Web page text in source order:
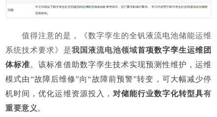
值得注意的是，《数字孪生的全钒液流电池储能运维
系统技术要求》是我国液流电池领域首项数字孪生运维团
体标准。该标准借助数字孪生技术实现预测性维护，运维
模式由“故障后维修”向“故障前预警”转变，可大幅减少停
机时间，优化运维资源投入， 对储能行业数字化转型具有
重要意义 。